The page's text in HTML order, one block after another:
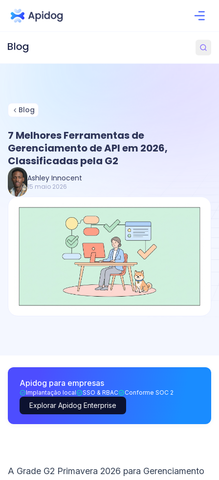
Blog
7 Melhores Ferramentas de
Gerenciamento de API em 2026,
Classificadas pela G2
Ashley Innocent
15 maio 2026
Apidog para empresas
Implantação local SSO & RBAC Conforme SOC 2
Explorar Apidog Enterprise
A Grade G2 Primavera 2026 para Gerenciamento